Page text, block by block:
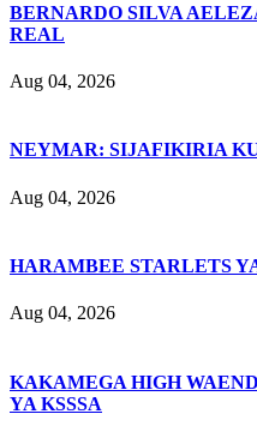
BERNARDO SILVA
REAL
Aug 04, 2026
NEYMAR: SIJAFIKIRIA
Aug 04, 2026
HARAMBEE STARLETS
Aug 04, 2026
KAKAMEGA HIGH
YA KSSSA